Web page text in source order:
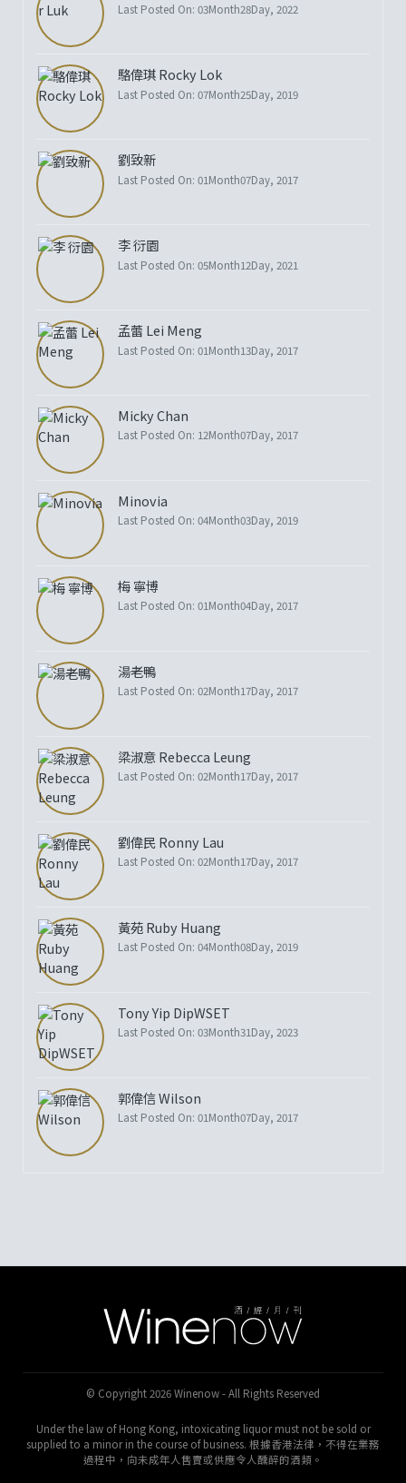
Last Posted On: 03Month28Day, 2022
駱偉琪 Rocky Lok
Last Posted On: 07Month25Day, 2019
劉致新
Last Posted On: 01Month07Day, 2017
李 衍園
Last Posted On: 05Month12Day, 2021
孟蕾 Lei Meng
Last Posted On: 01Month13Day, 2017
Micky Chan
Last Posted On: 12Month07Day, 2017
Minovia
Last Posted On: 04Month03Day, 2019
梅 寧博
Last Posted On: 01Month04Day, 2017
湯老鴨
Last Posted On: 02Month17Day, 2017
梁淑意 Rebecca Leung
Last Posted On: 02Month17Day, 2017
劉偉民 Ronny Lau
Last Posted On: 02Month17Day, 2017
黃苑 Ruby Huang
Last Posted On: 04Month08Day, 2019
Tony Yip DipWSET
Last Posted On: 03Month31Day, 2023
郭偉信 Wilson
Last Posted On: 01Month07Day, 2017
© Copyright 2026 Winenow - All Rights Reserved
Under the law of Hong Kong, intoxicating liquor must not be sold or
supplied to a minor in the course of business. 根據香港法律，不得在業務
過程中，向未成年人售賣或供應令人醺醉的酒類。